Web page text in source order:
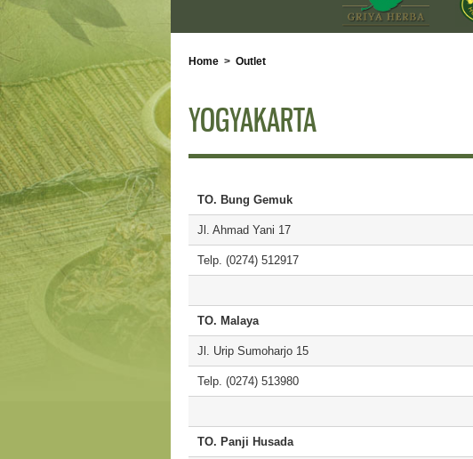
Home > Outlet
YOGYAKARTA
TO. Bung Gemuk
Jl. Ahmad Yani 17
Telp. (0274) 512917
TO. Malaya
Jl. Urip Sumoharjo 15
Telp. (0274) 513980
TO. Panji Husada